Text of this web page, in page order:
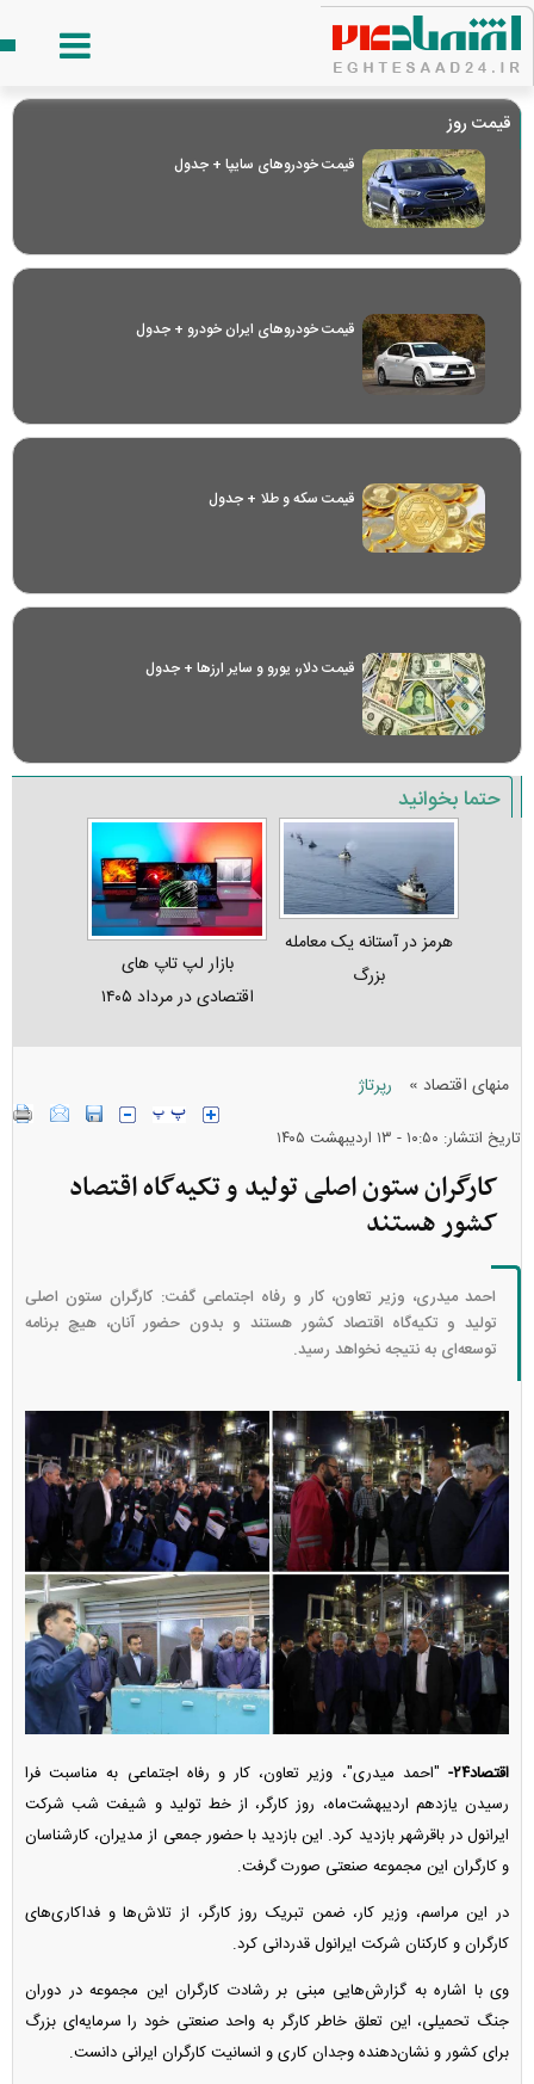
قیمت روز
قیمت خودرو‌های سایپا + جدول
قیمت خودرو‌های ایران خودرو + جدول
قیمت سکه و طلا + جدول
قیمت دلار، یورو و سایر ارز‌ها + جدول
حتما بخوانید
هرمز در آستانه یک معامله
بزرگ
بازار لپ‌ تاپ‌ های
اقتصادی در مرداد ۱۴۰۵
منهای اقتصاد » رپرتاژ
تاریخ انتشار: ۱۰:۵۰ - ۱۳ ارديبهشت ۱۴۰۵
کارگران ستون اصلی تولید و تکیه‌گاه اقتصاد
کشور هستند
احمد میدری، وزیر تعاون، کار و رفاه اجتماعی گفت: کارگران ستون اصلی
تولید و تکیه‌گاه اقتصاد کشور هستند و بدون حضور آنان، هیچ برنامه
توسعه‌ای به نتیجه نخواهد رسید.
اقتصاد۲۴-
"احمد میدری"، وزیر تعاون، کار و رفاه اجتماعی به مناسبت فرا
رسیدن یازدهم اردیبهشت‌ماه، روز کارگر، از خط تولید و شیفت شب شرکت
ایرانول در باقرشهر بازدید کرد. این بازدید با حضور جمعی از مدیران، کارشناسان
و کارگران این مجموعه صنعتی صورت گرفت.
در این مراسم، وزیر کار، ضمن تبریک روز کارگر، از تلاش‌ها و فداکاری‌های
کارگران و کارکنان شرکت ایرانول قدردانی کرد.
وی با اشاره به گزارش‌هایی مبنی بر رشادت کارگران این مجموعه در دوران
جنگ تحمیلی، این تعلق خاطر کارگر به واحد صنعتی خود را سرمایه‌ای بزرگ
برای کشور و نشان‌دهنده وجدان کاری و انسانیت کارگران ایرانی دانست.